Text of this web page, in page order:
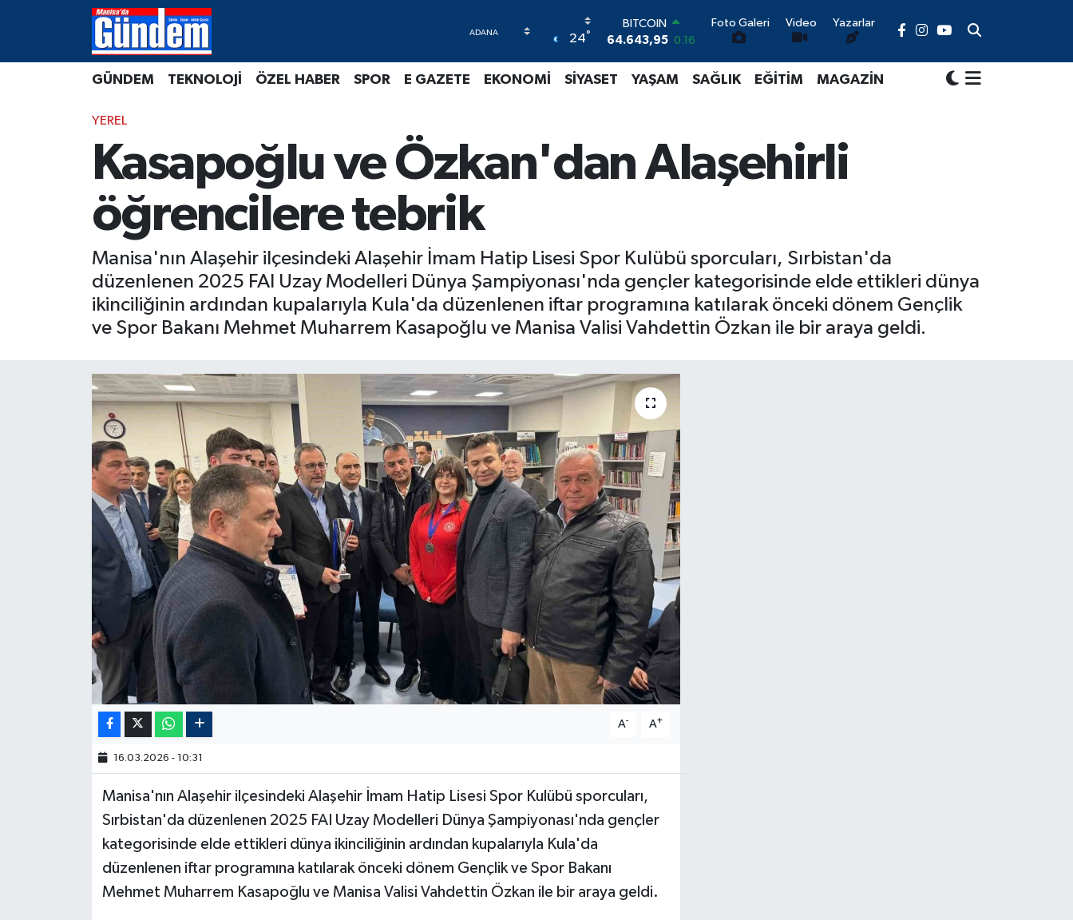
24°
DOLAR
47,6704 0
55,0406 -0.08
6500.87 0.12
BİST100
13.799
70
Foto Galeri Video Yazarlar
GÜNDEM TEKNOLOJİ ÖZEL HABER SPOR E GAZETE EKONOMİ SİYASET YAŞAM SAĞLIK EĞİTİM MAGAZİN
YEREL
Kasapoğlu ve Özkan'dan Alaşehirli
öğrencilere tebrik
Manisa'nın Alaşehir ilçesindeki Alaşehir İmam Hatip Lisesi Spor Kulübü sporcuları, Sırbistan'da
düzenlenen 2025 FAI Uzay Modelleri Dünya Şampiyonası'nda gençler kategorisinde elde ettikleri dünya
ikinciliğinin ardından kupalarıyla Kula'da düzenlenen iftar programına katılarak önceki dönem Gençlik
ve Spor Bakanı Mehmet Muharrem Kasapoğlu ve Manisa Valisi Vahdettin Özkan ile bir araya geldi.
A- A+
16.03.2026 - 10:31
Manisa'nın Alaşehir ilçesindeki Alaşehir İmam Hatip Lisesi Spor Kulübü sporcuları,
Sırbistan'da düzenlenen 2025 FAI Uzay Modelleri Dünya Şampiyonası'nda gençler
kategorisinde elde ettikleri dünya ikinciliğinin ardından kupalarıyla Kula'da
düzenlenen iftar programına katılarak önceki dönem Gençlik ve Spor Bakanı
Mehmet Muharrem Kasapoğlu ve Manisa Valisi Vahdettin Özkan ile bir araya geldi.
Manisa Hava Durumu
Süper Lig Puan Durumu ve Fikstür
Tüm Manşetler
Son Dakika Haberleri
Haber Arşivi